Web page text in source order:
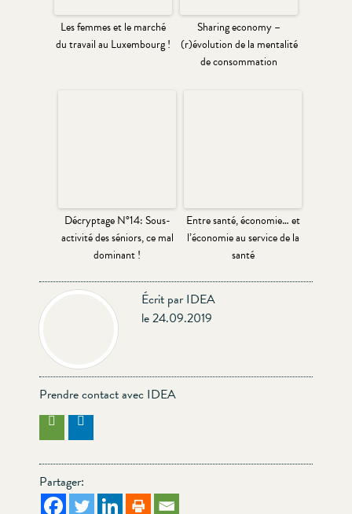
Les femmes et le marché
du travail au Luxembourg !
Sharing economy –
(r)évolution de la mentalité
de consommation
Décryptage N°14: Sous-
activité des séniors, ce mal
dominant !
Entre santé, économie… et
l’économie au service de la
santé
Écrit par IDEA
le 24.09.2019
Prendre contact avec IDEA
Partager: